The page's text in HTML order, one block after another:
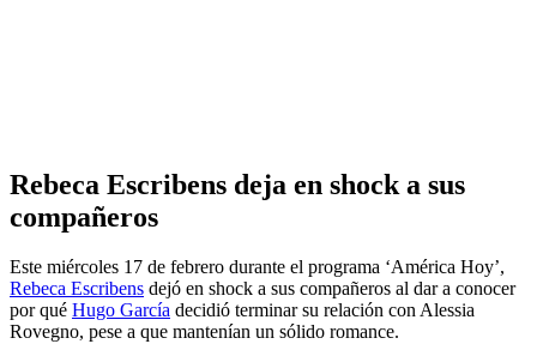
Rebeca Escribens deja en shock a sus
compañeros
Este miércoles 17 de febrero durante el programa ‘América Hoy’,
Rebeca Escribens dejó en shock a sus compañeros al dar a conocer
por qué Hugo García decidió terminar su relación con Alessia
Rovegno, pese a que mantenían un sólido romance.